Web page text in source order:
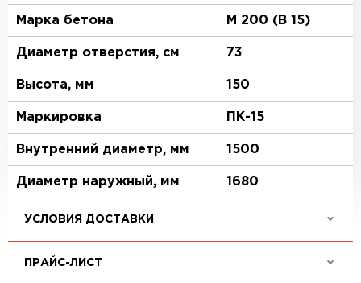
Марка бетона М 200 (В 15)
Диаметр отверстия, см 73
Высота, мм 150
Маркировка ПК-15
Внутренний диаметр, мм 1500
Диаметр наружный, мм 1680
УСЛОВИЯ ДОСТАВКИ
ПРАЙС-ЛИСТ